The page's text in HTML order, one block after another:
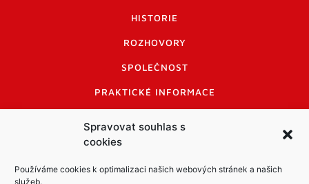
Spravovat souhlas s
cookies
Používáme cookies k optimalizaci našich webových stránek a našich
služeb.
HISTORIE
ROZHOVORY
SPOLEČNOST
PRAKTICKÉ INFORMACE
INFORMACE A KODEX DISKUTUJÍCÍCH
LOGO A LOGO MANUÁL